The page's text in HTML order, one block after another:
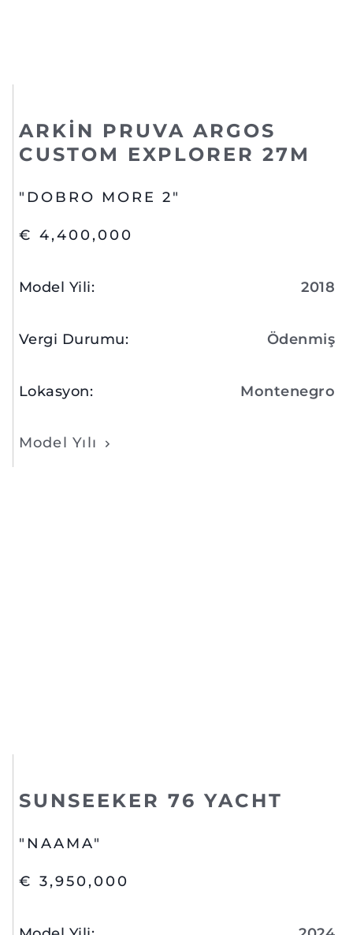
ARKIN PRUVA ARGOS
CUSTOM EXPLORER 27M
"DOBRO MORE 2"
€ 4,400,000
Model Yili: 2018
Vergi Durumu: Ödenmiş
Lokasyon: Montenegro
Model Yılı
SUNSEEKER 76 YACHT
"NAAMA"
€ 3,950,000